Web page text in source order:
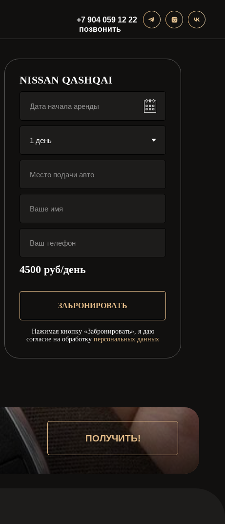
+7 904 059 12 22
позвонить
NISSAN QASHQAI
4500 руб/день
ЗАБРОНИРОВАТЬ
Нажимая кнопку «Забронировать», я даю
согласие на обработку персональных данных
ПОЛУЧИТЬ!